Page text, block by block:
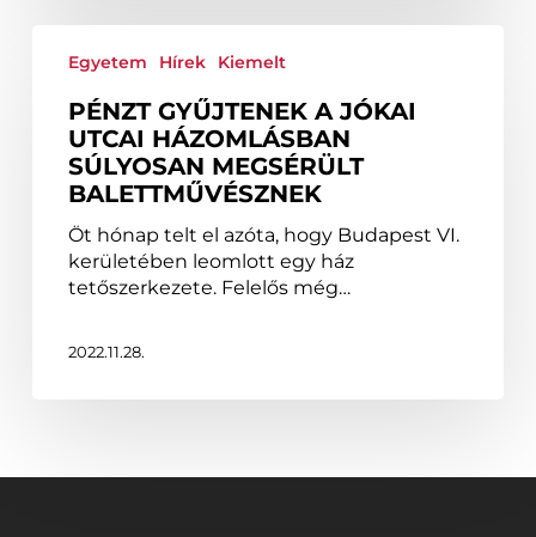
gyűjtenek
Jókai
utcai
házomlásban
súlyosan
megsérült
balettművésznek
Egyetem Hírek Kiemelt
PÉNZT GYŰJTENEK A JÓKAI
UTCAI HÁZOMLÁSBAN
SÚLYOSAN MEGSÉRÜLT
BALETTMŰVÉSZNEK
Öt hónap telt el azóta, hogy Budapest VI.
kerületében leomlott egy ház
tetőszerkezete. Felelős még…
2022.11.28.